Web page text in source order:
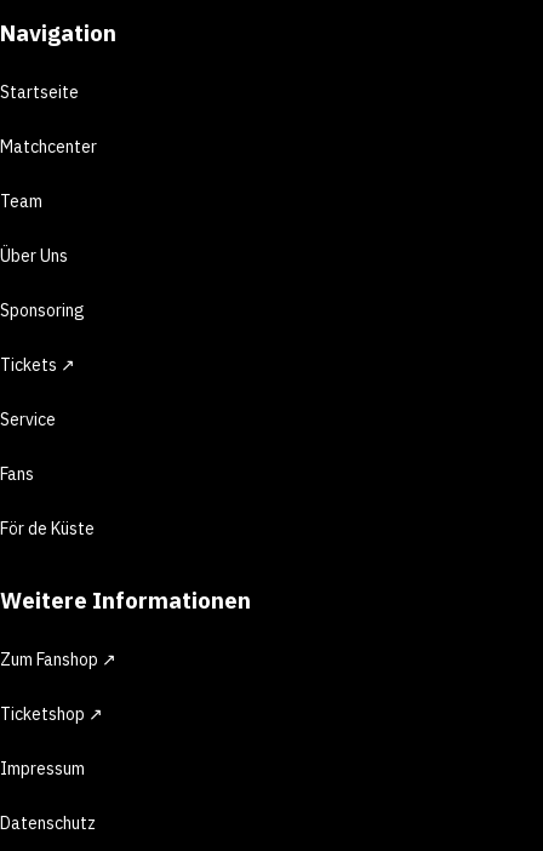
Navigation
Startseite
Matchcenter
Team
Über Uns
Sponsoring
Tickets ↗
Service
Fans
För de Küste
Weitere Informationen
Zum Fanshop ↗
Ticketshop ↗
Impressum
Datenschutz